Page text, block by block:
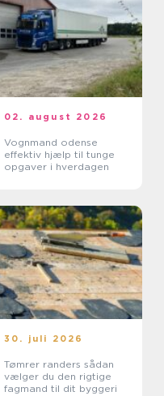
02. august 2026
Vognmand odense
effektiv hjælp til tunge
opgaver i hverdagen
30. juli 2026
Tømrer randers sådan
vælger du den rigtige
fagmand til dit byggeri